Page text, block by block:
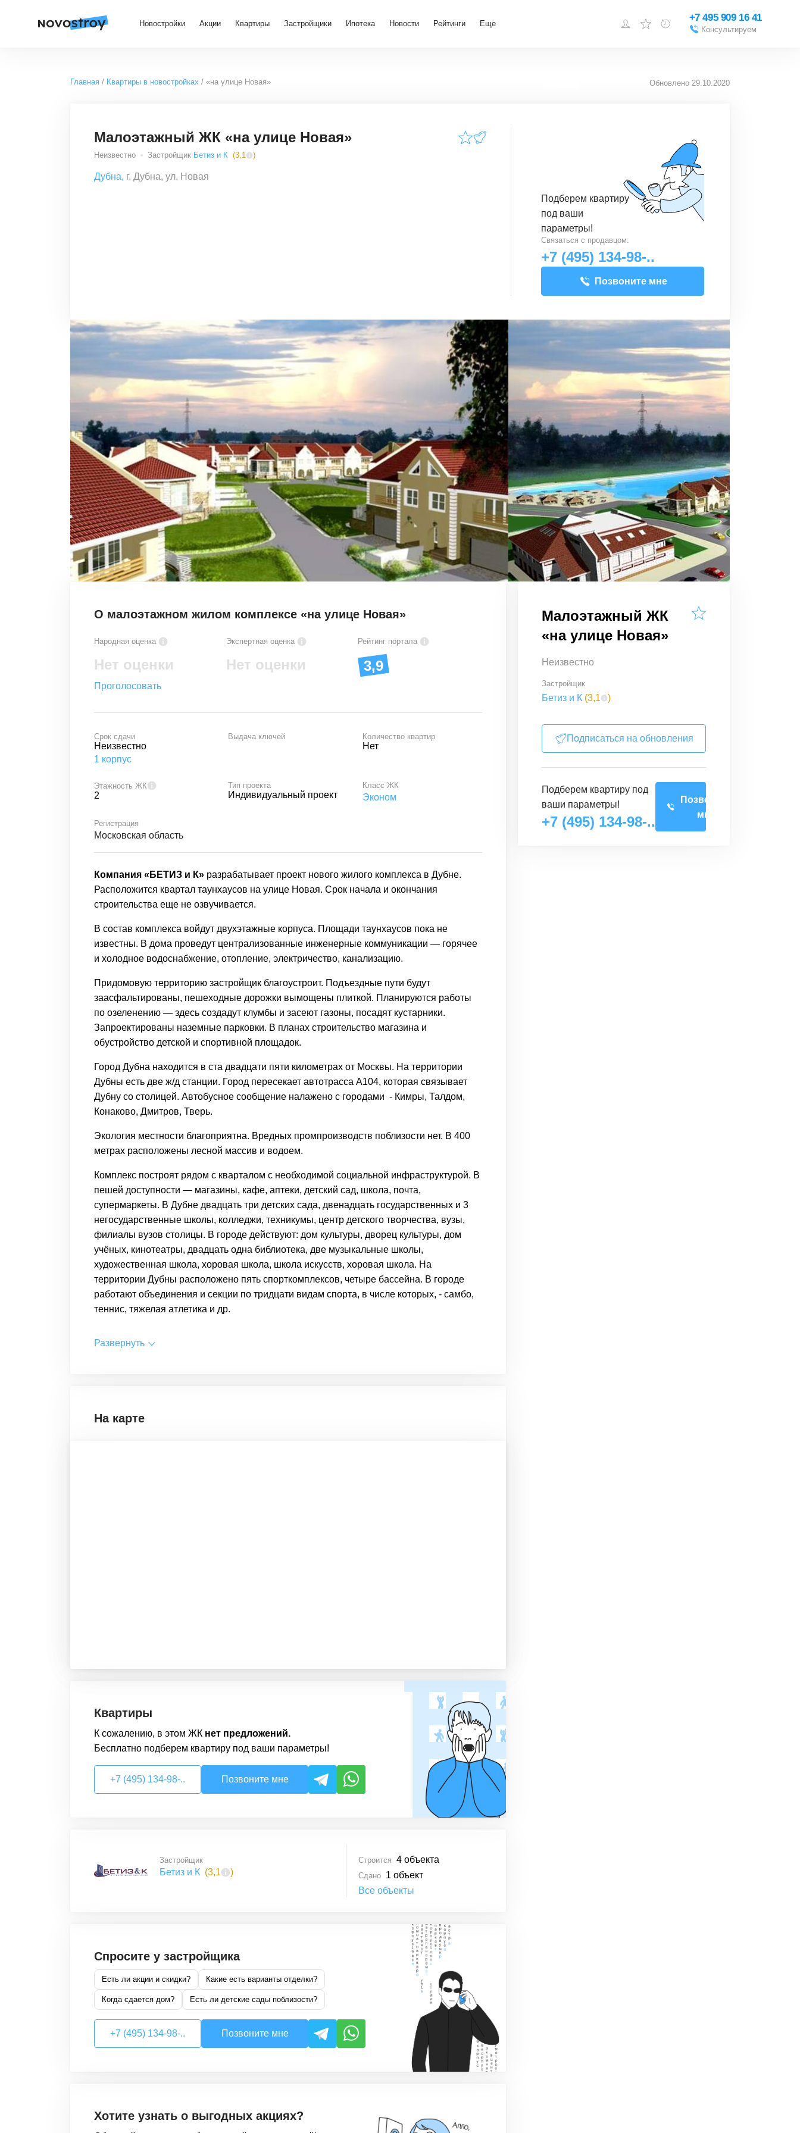
Новостройки Акции Квартиры Застройщики Ипотека Новости Рейтинги Еще
Добавить объект
+7 495 909 16 41
Консультируем
Главная Квартиры в новостройках «на улице Новая» Обновлено 29.10.2020
Малоэтажный ЖК «на улице Новая»
Неизвестно Застройщик Бетиз и К (3,1 )
Дубна, г. Дубна, ул. Новая
Подберем квартиру
под ваши
параметры!
Связаться с продавцом:
+7 (495) 134-98-..
Позвоните мне
О малоэтажном жилом комплексе «на улице Новая»
Народная оценка
Нет оценки
Проголосовать
Экспертная оценка
Нет оценки
Рейтинг портала
3,9
Срок сдачи
Неизвестно
1 корпус
Выдача ключей Количество квартир
Нет
Этажность ЖК
2
Тип проекта
Индивидуальный проект
Класс ЖК
Эконом
Регистрация
Московская область
Компания «БЕТИЗ и К» разрабатывает проект нового жилого комплекса в Дубне.
Расположится квартал таунхаусов на улице Новая. Срок начала и окончания
строительства еще не озвучивается.
В состав комплекса войдут двухэтажные корпуса. Площади таунхаусов пока не
известны. В дома проведут централизованные инженерные коммуникации — горячее
и холодное водоснабжение, отопление, электричество, канализацию.
Придомовую территорию застройщик благоустроит. Подъездные пути будут
заасфальтированы, пешеходные дорожки вымощены плиткой. Планируются работы
по озеленению — здесь создадут клумбы и засеют газоны, посадят кустарники.
Запроектированы наземные парковки. В планах строительство магазина и
обустройство детской и спортивной площадок.
Город Дубна находится в ста двадцати пяти километрах от Москвы. На территории
Дубны есть две ж/д станции. Город пересекает автотрасса А104, которая связывает
Дубну со столицей. Автобусное сообщение налажено с городами - Кимры, Талдом,
Конаково, Дмитров, Тверь.
Экология местности благоприятна. Вредных промпроизводств поблизости нет. В 400
метрах расположены лесной массив и водоем.
Комплекс построят рядом с кварталом с необходимой социальной инфраструктурой. В
пешей доступности — магазины, кафе, аптеки, детский сад, школа, почта,
супермаркеты. В Дубне двадцать три детских сада, двенадцать государственных и 3
негосударственные школы, колледжи, техникумы, центр детского творчества, вузы,
филиалы вузов столицы. В городе действуют: дом культуры, дворец культуры, дом
учёных, кинотеатры, двадцать одна библиотека, две музыкальные школы,
художественная школа, хоровая школа, школа искусств, хоровая школа. На
территории Дубны расположено пять спорткомплексов, четыре бассейна. В городе
работают объединения и секции по тридцати видам спорта, в числе которых, - самбо,
теннис, тяжелая атлетика и др.
Развернуть
На карте
Квартиры
К сожалению, в этом ЖК нет предложений.
Бесплатно подберем квартиру под ваши параметры!
+7 (495) 134-98-.. Позвоните мне
Застройщик
Бетиз и К (3,1 )
Строится 4 объекта
Сдано 1 объект
Все объекты
Спросите у застройщика
Есть ли акции и скидки? Какие есть варианты отделки?
Когда сдается дом? Есть ли детские сады поблизости?
+7 (495) 134-98-.. Позвоните мне
Хотите узнать о выгодных акциях?
Малоэтажный ЖК
«на улице Новая»
Неизвестно
Застройщик
Бетиз и К (3,1 )
Подберем квартиру под
ваши параметры!
+7 (495) 134-98-..
Позвоните
мне
Подписаться на обновления